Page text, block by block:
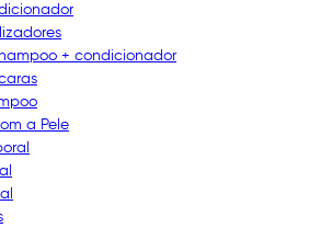
+ condicionador
a Pele